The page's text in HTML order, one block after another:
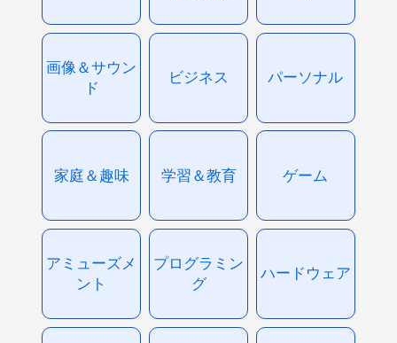
画像＆サウン
ド
ビジネス パーソナル
家庭＆趣味 学習＆教育 ゲーム
アミューズメ
ント
プログラミン
グ
ハードウェア